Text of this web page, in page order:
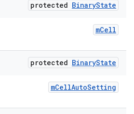
protected BinaryState
mCell
protected BinaryState
mCellAutoSetting